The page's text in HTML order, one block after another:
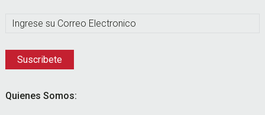
Quienes Somos: